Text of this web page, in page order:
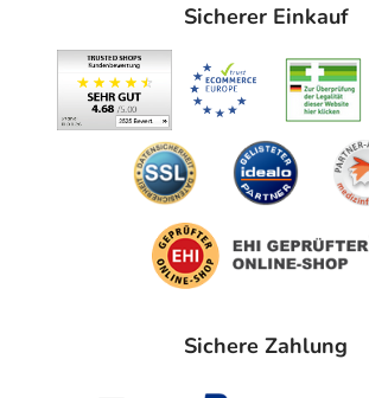
Sicherer Einkauf
Sichere Zahlung